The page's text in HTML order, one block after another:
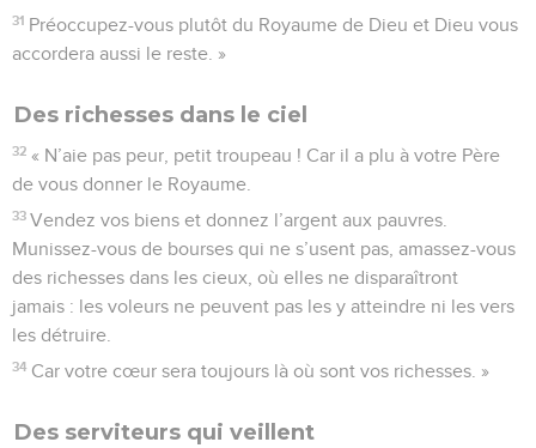
31 Préoccupez-vous plutôt du Royaume de Dieu et Dieu vous
accordera aussi le reste. »
Des richesses dans le ciel
32 « N’aie pas peur, petit troupeau ! Car il a plu à votre Père
de vous donner le Royaume.
33 Vendez vos biens et donnez l’argent aux pauvres.
Munissez-vous de bourses qui ne s’usent pas, amassez-vous
des richesses dans les cieux, où elles ne disparaîtront
jamais : les voleurs ne peuvent pas les y atteindre ni les vers
les détruire.
34 Car votre cœur sera toujours là où sont vos richesses. »
Des serviteurs qui veillent